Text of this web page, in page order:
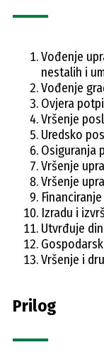
Vođenje
nestalih i
Vođenje
Ovjera
Vršenje
Uredsko
Osiguranja
Vršenje
Vršenje
Izradu i
Utvrđuje
Vršenje i
Prilog